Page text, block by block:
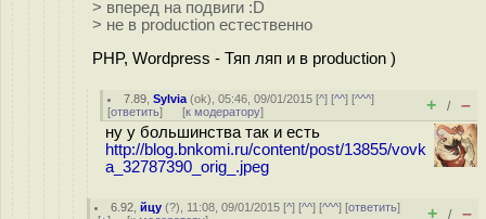
> вперед на подвиги :D
> не в production естественно
PHP, Wordpress - Тяп ляп и в production )
7.89 ,Sylvia (ok), 05:46, 09/01/2015 [^] [^^] [^^^]
[ответить] [к модератору] + / –
ну у большинства так и есть
http://blog.bnkomi.ru/content/post/13855/vovk
a_32787390_orig_.jpeg
6.92 ,йцу (?), 11:08, 09/01/2015 [^] [^^] [^^^] [ответить]
+ / –